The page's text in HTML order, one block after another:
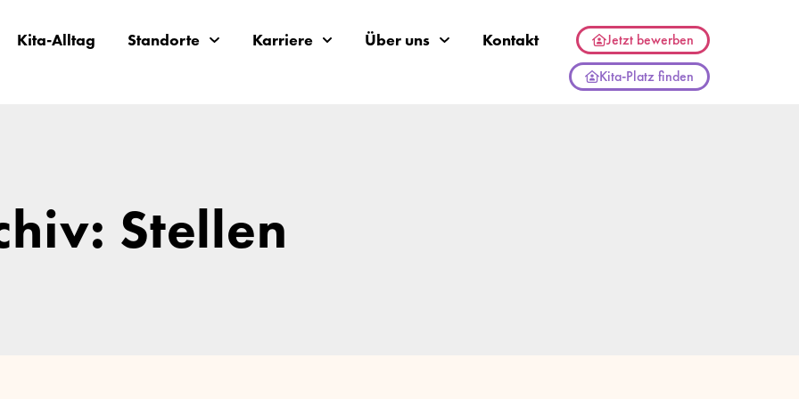
Kita-Alltag Standorte Karriere Über uns Kontakt
Jetzt bewerben
Kita-Platz finden
Stellen